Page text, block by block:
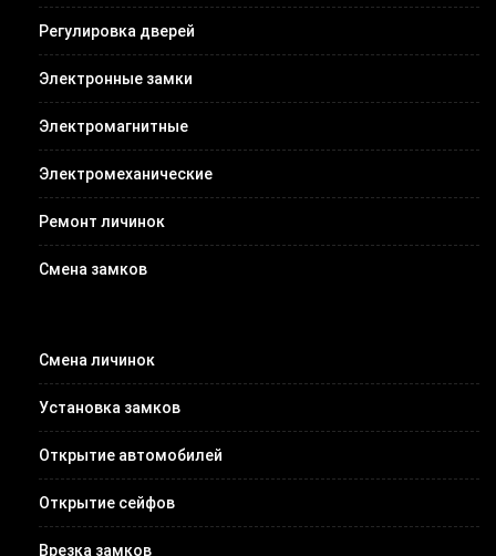
Регулировка дверей
Электронные замки
Электромагнитные
Электромеханические
Ремонт личинок
Смена замков
Смена личинок
Установка замков
Открытие автомобилей
Открытие сейфов
Врезка замков